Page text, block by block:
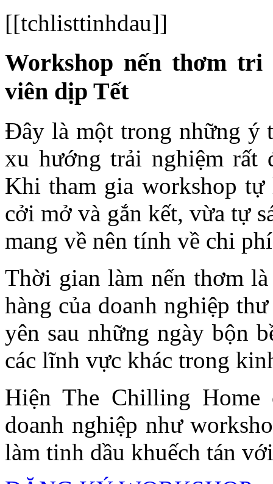
[[tchlisttinhdau]]
Workshop nến thơm tri
viên dịp Tết
Đây là một trong những ý
xu hướng trải nghiệm rất
Khi tham gia workshop tự
cởi mở và gắn kết, vừa tự
mang về nên tính về chi
Thời gian làm nến thơm
hàng của doanh nghiệp
yên sau những ngày bộn
các lĩnh vực khác trong
Hiện The Chilling Home
doanh nghiệp như
làm tinh dầu khuếch tán